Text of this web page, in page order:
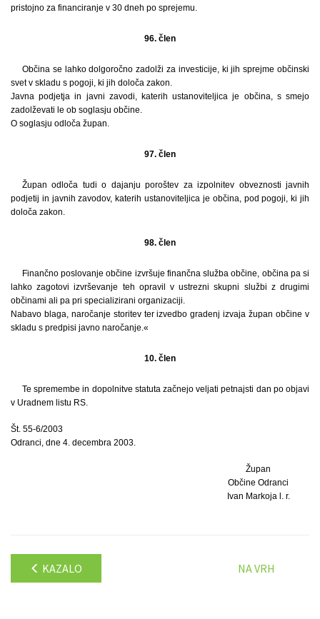
pristojno za financiranje v 30 dneh po sprejemu.
96. člen
Občina se lahko dolgoročno zadolži za investicije, ki jih sprejme občinski
svet v skladu s pogoji, ki jih določa zakon.
Javna podjetja in javni zavodi, katerih ustanoviteljica je občina, s smejo
zadolževati le ob soglasju občine.
O soglasju odloča župan.
97. člen
Župan odloča tudi o dajanju poroštev za izpolnitev obveznosti javnih
podjetij in javnih zavodov, katerih ustanoviteljica je občina, pod pogoji, ki jih
določa zakon.
98. člen
Finančno poslovanje občine izvršuje finančna služba občine, občina pa si
lahko zagotovi izvrševanje teh opravil v ustrezni skupni službi z drugimi
občinami ali pa pri specializirani organizaciji.
Nabavo blaga, naročanje storitev ter izvedbo gradenj izvaja župan občine v
skladu s predpisi javno naročanje.«
10. člen
Te spremembe in dopolnitve statuta začnejo veljati petnajsti dan po objavi
v Uradnem listu RS.
Št. 55-6/2003
Odranci, dne 4. decembra 2003.
Župan
Občine Odranci
Ivan Markoja l. r.
KAZALO NA VRH